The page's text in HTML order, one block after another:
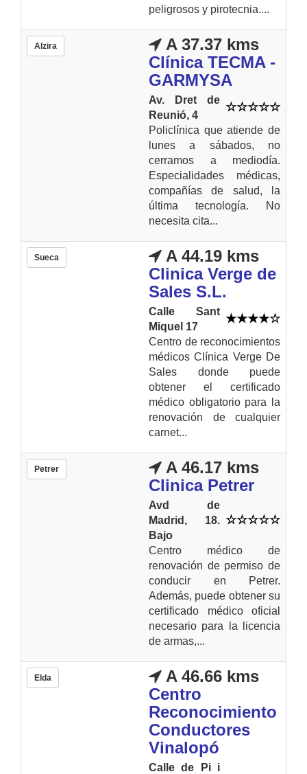
peligrosos y pirotecnia....
Alzira
A 37.37 kms
Clínica TECMA -
GARMYSA
Av. Dret de
Reunió, 4
Policlínica que atiende de
lunes a sábados, no
cerramos a mediodía.
Especialidades médicas,
compañías de salud, la
última tecnología. No
necesita cita...
Sueca
A 44.19 kms
Clinica Verge de
Sales S.L.
Calle Sant
Miquel 17
Centro de reconocimientos
médicos Clínica Verge De
Sales donde puede
obtener el certificado
médico obligatorio para la
renovación de cualquier
carnet...
Petrer
A 46.17 kms
Clinica Petrer
Avd de
Madrid, 18.
Bajo
Centro médico de
renovación de permiso de
conducir en Petrer.
Además, puede obtener su
certificado médico oficial
necesario para la licencia
de armas,...
Elda
A 46.66 kms
Centro
Reconocimiento
Conductores
Vinalopó
Calle de Pi i